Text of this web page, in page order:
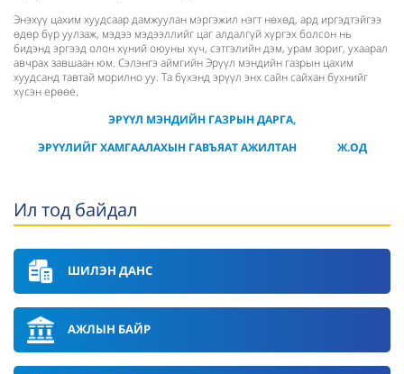
Энэхүү цахим хуудсаар дамжуулан мэргэжил нэгт нөхөд, ард иргэдтэйгээ
өдөр бүр уулзаж, мэдээ мэдээллийг цаг алдалгүй хүргэх болсон нь
бидэнд эргээд олон хүний оюуны хүч, сэтгэлийн дэм, урам зориг, ухаарал
авчрах завшаан юм. Сэлэнгэ аймгийн Эрүүл мэндийн газрын цахим
хуудсанд тавтай морилно уу. Та бүхэнд эрүүл энх сайн сайхан бүхнийг
хүсэн ерөөе.
ЭРҮҮЛ МЭНДИЙН ГАЗРЫН ДАРГА,
ЭРҮҮЛИЙГ ХАМГААЛАХЫН ГАВЪЯАТ АЖИЛТАН Ж.ОД
Ил тод байдал
ШИЛЭН ДАНС
АЖЛЫН БАЙР